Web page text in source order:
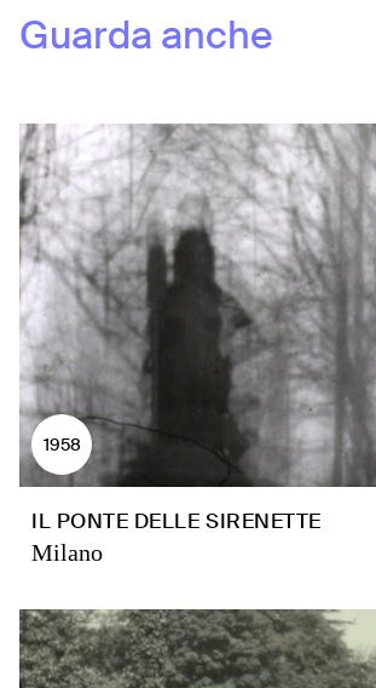
Guarda anche
1958
IL PONTE DELLE SIRENETTE
Milano